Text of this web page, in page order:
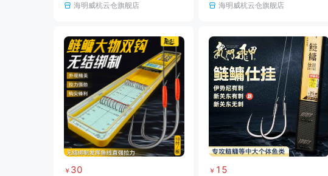
海明威杭云仓旗舰店
海明威杭云仓旗舰店
￥ 30 ￥ 15